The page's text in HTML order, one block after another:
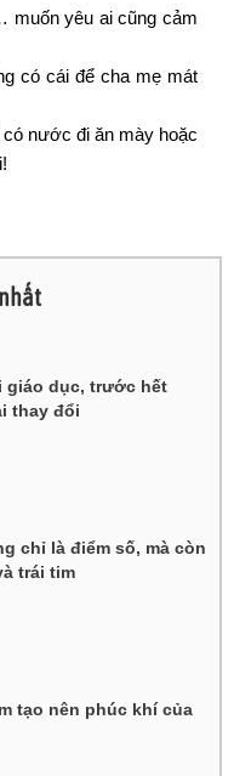
muốn yêu ai cũng cảm
có cái để cha mẹ mát
nước đi ăn mày hoặc
giáo dục, trước hết
thay đổi
chỉ là điểm số, mà còn
trái tim
tạo nên phúc khí của